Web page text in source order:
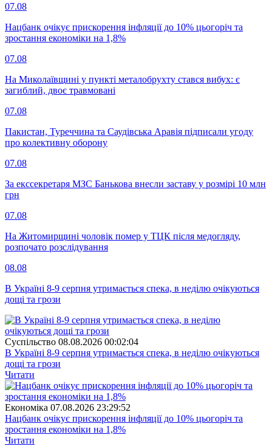
07.08
Нацбанк очікує прискорення інфляції до 10% цьогоріч та
зростання економіки на 1,8%
07.08
На Миколаївщині у пункті металобрухту стався вибух: є
загиблий, двоє травмовані
07.08
Пакистан, Туреччина та Саудівська Аравія підписали угоду
про колективну оборону
07.08
За екссекретаря МЗС Банькова внесли заставу у розмірі 10 млн
грн
07.08
На Житомирщині чоловік помер у ТЦК після медогляду,
розпочато розслідування
08.08
В Україні 8-9 серпня утримається спека, в неділю очікуються
дощі та грози
Суспiльство 08.08.2026 00:02:04
В Україні 8-9 серпня утримається спека, в неділю очікуються
дощі та грози
Читати
Економіка 07.08.2026 23:29:52
Нацбанк очікує прискорення інфляції до 10% цьогоріч та
зростання економіки на 1,8%
Читати